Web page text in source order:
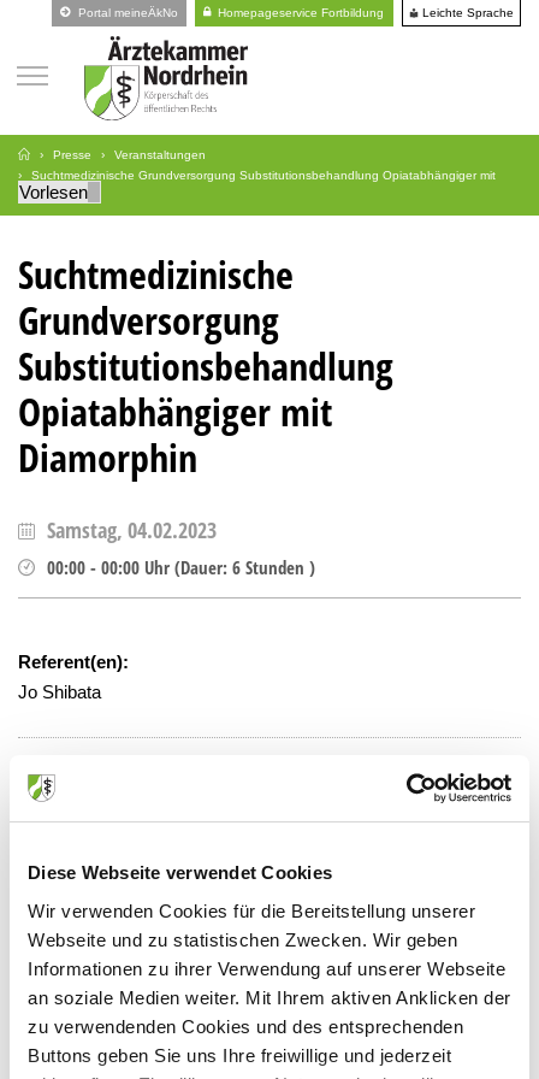
Diese Webseite verwendet Cookies
Wir verwenden Cookies für die Bereitstellung unserer
Webseite und zu statistischen Zwecken. Wir geben
Informationen zu ihrer Verwendung auf unserer Webseite
an soziale Medien weiter. Mit Ihrem aktiven Anklicken der
zu verwendenden Cookies und des entsprechenden
Buttons geben Sie uns Ihre freiwillige und jederzeit
Portal meineÄkNo Homepageservice Fortbildung Leichte Sprache
Presse
Veranstaltungen
Suchtmedizinische Grundversorgung Substitutionsbehandlung Opiatabhängiger mit
Diamorphin
Vorlesen
Suchtmedizinische
Grundversorgung
Substitutionsbehandlung
Opiatabhängiger mit
Diamorphin
Samstag, 04.02.2023
00:00 - 00:00 Uhr (Dauer: 6 Stunden )
Referent(en):
Jo Shibata
Veranstaltungsort:
Gesundheitsamt Köln
Anbieter:
Nordrheinische Akademie für ärztliche Fort- und
Weiterbildung